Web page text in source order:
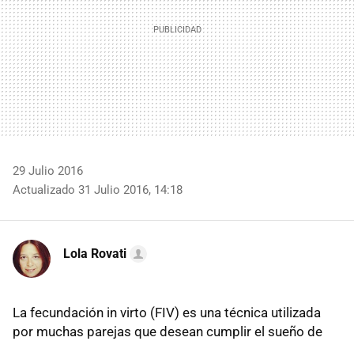
29 Julio 2016
Actualizado 31 Julio 2016, 14:18
Lola Rovati
La fecundación in virto (FIV) es una técnica utilizada
por muchas parejas que desean cumplir el sueño de